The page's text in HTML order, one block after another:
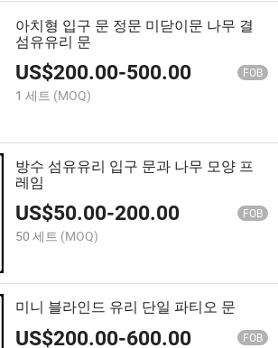
아치형 입구 문 정문 미닫이문 나무 결
섬유유리 문
US$200.00-500.00 FOB
1 세트 (MOQ)
방수 섬유유리 입구 문과 나무 모양 프
레임
US$50.00-200.00 FOB
50 세트 (MOQ)
미니 블라인드 유리 단일 파티오 문
US$200.00-600.00 FOB